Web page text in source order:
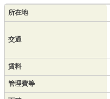
所在地
交通
賃料
管理費等